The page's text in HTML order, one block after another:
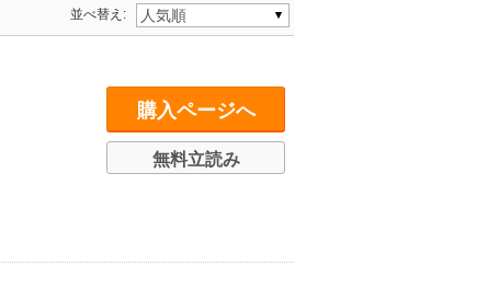
並べ替え:
購入ページへ
無料立読み